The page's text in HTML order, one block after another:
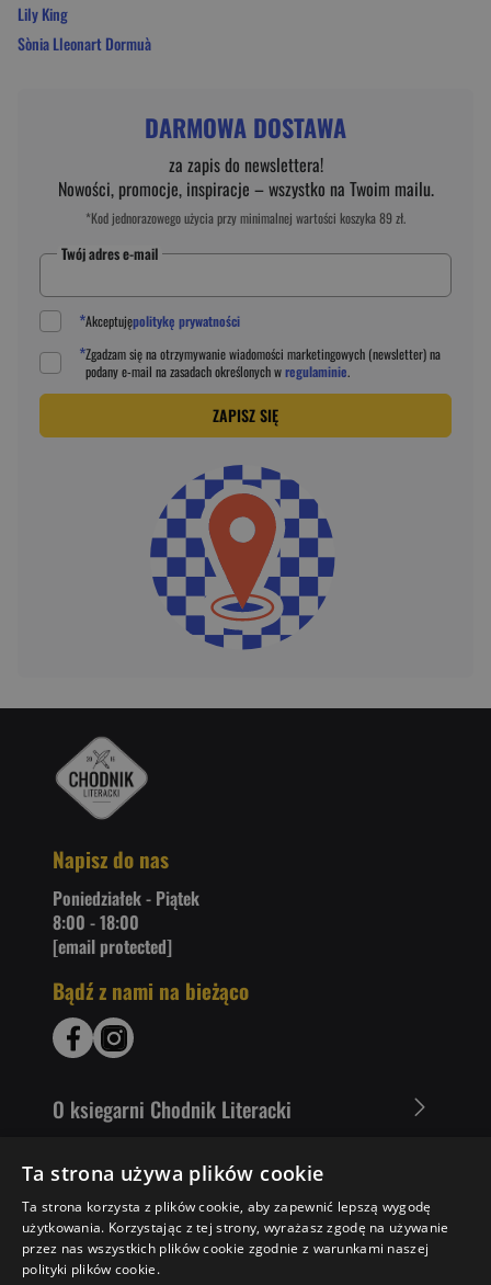
Lily King
Sònia Lleonart Dormuà
DARMOWA DOSTAWA
za zapis do newslettera!
Nowości, promocje, inspiracje – wszystko na Twoim mailu.
*Kod jednorazowego użycia przy minimalnej wartości koszyka 89 zł.
Twój adres e-mail
*Akceptujępolitykę prywatności
*Zgadzam się na otrzymywanie wiadomości marketingowych (newsletter) na
podanye-mail na zasadach określonych wregulaminie.
ZAPISZ SIĘ
Napisz do nas
Poniedziałek - Piątek
8:00 - 18:00
[email protected]
Bądź z nami na bieżąco
O ksiegarni Chodnik Literacki
Zakupy u nas
Nasza oferta
Literaci polecają
Ta strona używa plików cookie
Ta strona korzysta z plików cookie, aby zapewnić lepszą wygodę
użytkowania. Korzystając z tej strony, wyrażasz zgodę na używanie
przez nas wszystkich plików cookie zgodnie z warunkami naszej
polityki plików cookie.